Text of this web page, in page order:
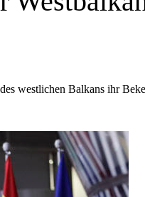
westlichen Balkans ihr